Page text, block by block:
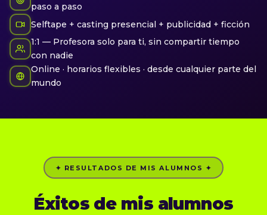
paso a paso
Selftape + casting presencial + publicidad + ficción
1:1 — Profesora solo para ti, sin compartir tiempo
con nadie
Online · horarios flexibles · desde cualquier parte del
mundo
✦ RESULTADOS DE MIS ALUMNOS ✦
Éxitos de mis alumnos